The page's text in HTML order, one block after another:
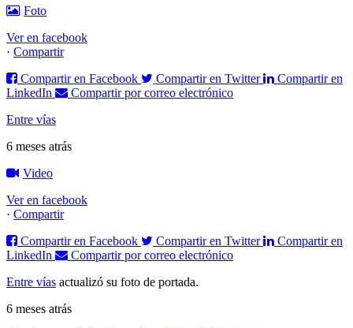
Foto
Ver en facebook
· Compartir
Compartir en Facebook
Compartir en Twitter
Compartir en
LinkedIn
Compartir por correo electrónico
Entre vías
6 meses atrás
Video
Ver en facebook
· Compartir
Compartir en Facebook
Compartir en Twitter
Compartir en
LinkedIn
Compartir por correo electrónico
Entre vías actualizó su foto de portada.
6 meses atrás